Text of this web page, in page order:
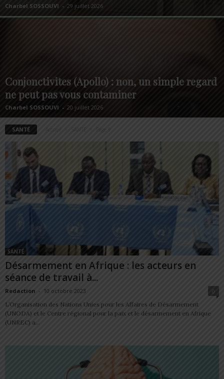
Charbel SOSSOUVI - 29 juillet 2026
Conjonctivites (Apollo) : non, un simple regard
ne peut pas vous contaminer
Charbel SOSSOUVI - 20 juillet 2026
SANTÉ SANTÉ Page 9
SANTÉ
Désarmement en Afrique : les acteurs en
séance de travail à...
Redaction - 10 octobre 2023
0
L’Organisation des Nations Unies pour les Affaires de Désarmement
(UNODA) et le Centre régional pour la paix et le désarmement en Afrique
(UNREC) a...